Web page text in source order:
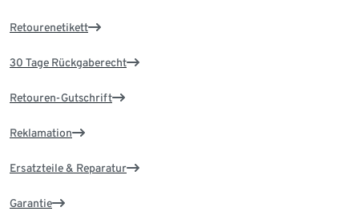
Retourenetikett
30 Tage Rückgaberecht
Retouren-Gutschrift
Reklamation
Ersatzteile & Reparatur
Garantie